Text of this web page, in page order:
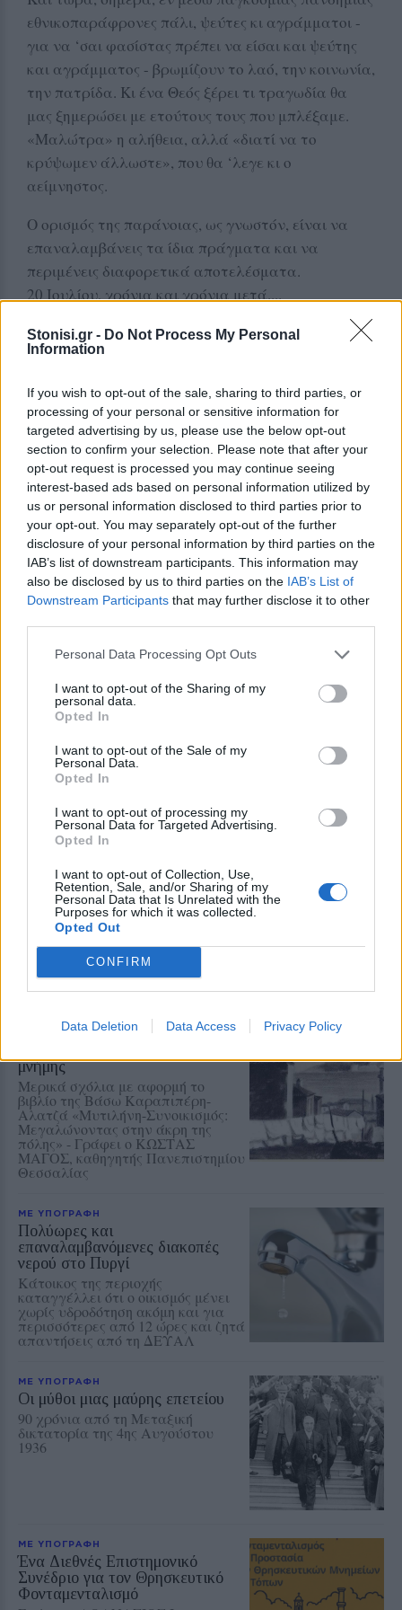
Stonisi.gr - Do Not Process My Personal
Information
If you wish to opt-out of the sale, sharing to third parties, or
processing of your personal or sensitive information for
targeted advertising by us, please use the below opt-out
section to confirm your selection. Please note that after your
opt-out request is processed you may continue seeing
interest-based ads based on personal information utilized by
us or personal information disclosed to third parties prior to
your opt-out. You may separately opt-out of the further
disclosure of your personal information by third parties on the
IAB’s list of downstream participants. This information may
also be disclosed by us to third parties on the IAB’s List of
Downstream Participants that may further disclose it to other
Personal Data Processing Opt Outs
I want to opt-out of the Sharing of my
personal data.
Opted In
I want to opt-out of the Sale of my
Personal Data.
Opted In
I want to opt-out of processing my
Personal Data for Targeted Advertising.
Opted In
I want to opt-out of Collection, Use,
Retention, Sale, and/or Sharing of my
Personal Data that Is Unrelated with the
Purposes for which it was collected.
Opted Out
CONFIRM
Data Deletion Data Access Privacy Policy
εθνικοπαράφρονες πάλι, ψεύτες κι αγράμματοι -
για να ‘σαι φασίστας πρέπει να είσαι και ψεύτης
και αγράμματος - βρωμίζουν το λαό, την κοινωνία,
την πατρίδα. Κι ένα Θεός ξέρει τι τραγωδία θα
μας ξημερώσει με ετούτους τους που μπλέξαμε.
«Μαλώτρα» η αλήθεια, αλλά «διατί να το
κρύψωμεν άλλωστε», που θα ‘λεγε κι ο
αείμνηστος.
Ο ορισμός της παράνοιας, ως γνωστόν, είναι να
επαναλαμβάνεις τα ίδια πράγματα και να
περιμένεις διαφορετικά αποτελέσματα.
20 Ιουλίου, χρόνια και χρόνια μετά....
αναζήτησης
Add stonisi.gr on Google ↗
ΣΤΗΝ ΙΔΙΑ ΚΑΤΗΓΟΡΙΑ
ΜΕ ΥΠΟΓΡΑΦΗ
Το «δικαίωμα παραμονής» των
νέων στα νησιά
Από το όραμα της παραμονής στις
στρατηγικές επιλογές - Γράφει ο
ΓΙΑΝΝΗΣ ΣΠΙΛΑΝΗΣ*
ΜΕ ΥΠΟΓΡΑΦΗ
Πόσο απέχει η Ψάθα από τη
Γράφει ο ΚΥΡΙΑΚΟΣ
ΑΡΓΥΡΟΠΟΥΛΟΣ
ΜΕ ΥΠΟΓΡΑΦΗ
3ο Μουσικό Φεστιβάλ Δήμου
Μυτιλήνης
Γράφει ο ΜΙΧΑΗΛ
ΚΑΠΙΩΤΑΣ, πρώην Δντης Β/θμιας
Εκπ/σης Λέσβου & Σάμου
ΜΕ ΥΠΟΓΡΑΦΗ
μνήμης
Μερικά σχόλια με αφορμή το
βιβλίο της Βάσω Καραπιπέρη-
Αλατζά «Μυτιλήνη-Συνοικισμός:
Μεγαλώνοντας στην άκρη της
πόλης» - Γράφει ο ΚΩΣΤΑΣ
ΜΑΓΟΣ, καθηγητής Πανεπιστημίου
Θεσσαλίας
ΜΕ ΥΠΟΓΡΑΦΗ
Πολύωρες και
επαναλαμβανόμενες διακοπές
νερού στο Πυργί
Κάτοικος της περιοχής
καταγγέλλει ότι ο οικισμός μένει
χωρίς υδροδότηση ακόμη και για
περισσότερες από 12 ώρες και ζητά
απαντήσεις από τη ΔΕΥΑΛ
ΜΕ ΥΠΟΓΡΑΦΗ
Οι μύθοι μιας μαύρης επετείου
90 χρόνια από τη Μεταξική
δικτατορία της 4ης Αυγούστου
1936
ΜΕ ΥΠΟΓΡΑΦΗ
Ένα Διεθνές Επιστημονικό
Συνέδριο για τον Θρησκευτικό
Φονταμενταλισμό